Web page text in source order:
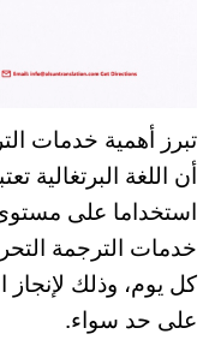
تبرز أهمية خدمات
أن اللغة البرتغالية
استخداما على
خدمات الترجمة
كل يوم، وذلك لإنجاز
على حد سواء.